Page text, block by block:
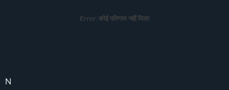
Error: कोई परिणाम नहीं मिला
N